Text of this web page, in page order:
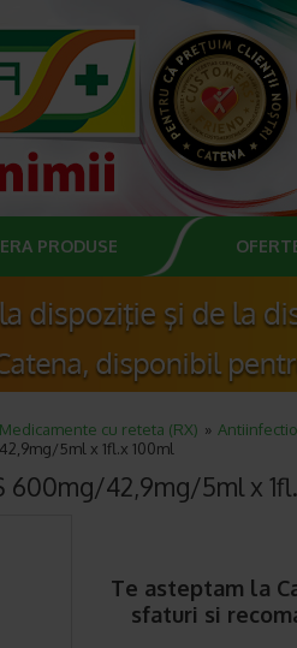
PRODUSE
Medicamente cu reteta (RX)
5ml x 1fl.x 100ml
600mg/42,9mg/5ml x
Te asteptam la
sfaturi si